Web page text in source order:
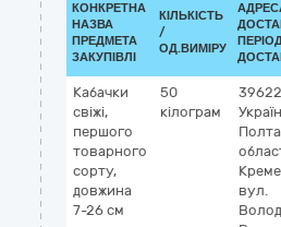
КОНКРЕТНА
НАЗВА
ПРЕДМЕТА
ЗАКУПІВЛІ
КІЛЬКІСТЬ
/
ОД.ВИМІРУ
Кабачки
свіжі,
першого
товарного
сорту,
довжина
7-26 см
50
кілограм
39622
вул.